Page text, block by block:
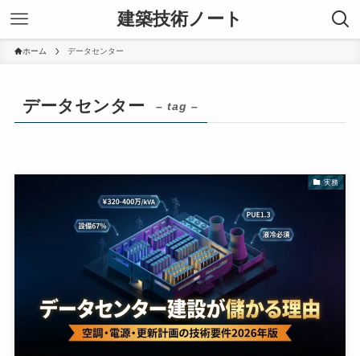
建築技術ノート
ホーム データセンター
データセンター – tag –
実務